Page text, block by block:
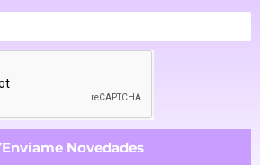
Envíame Novedades